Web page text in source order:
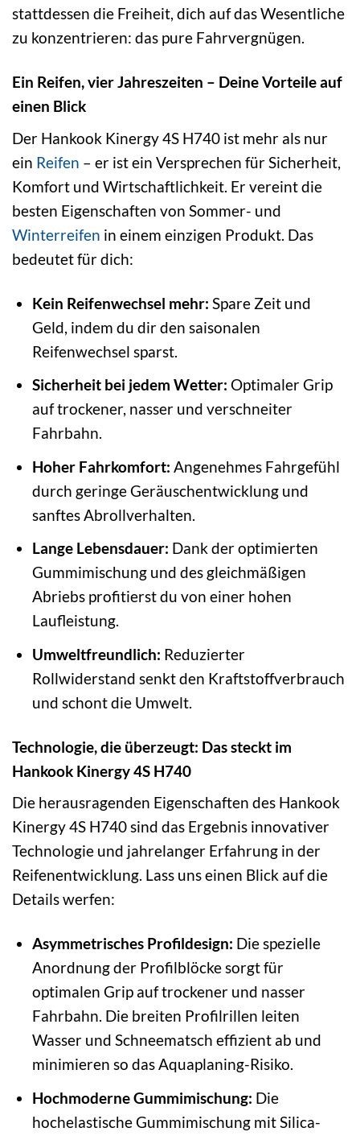
stattdessen die Freiheit, dich auf das Wesentliche
zu konzentrieren: das pure Fahrvergnügen.
Ein Reifen, vier Jahreszeiten – Deine Vorteile auf
einen Blick
Der Hankook Kinergy 4S H740 ist mehr als nur
ein Reifen – er ist ein Versprechen für Sicherheit,
Komfort und Wirtschaftlichkeit. Er vereint die
besten Eigenschaften von Sommer- und
Winterreifen in einem einzigen Produkt. Das
bedeutet für dich:
Kein Reifenwechsel mehr: Spare Zeit und
Geld, indem du dir den saisonalen
Reifenwechsel sparst.
Sicherheit bei jedem Wetter: Optimaler Grip
auf trockener, nasser und verschneiter
Fahrbahn.
Hoher Fahrkomfort: Angenehmes Fahrgefühl
durch geringe Geräuschentwicklung und
sanftes Abrollverhalten.
Lange Lebensdauer: Dank der optimierten
Gummimischung und des gleichmäßigen
Abriebs profitierst du von einer hohen
Laufleistung.
Umweltfreundlich: Reduzierter
Rollwiderstand senkt den Kraftstoffverbrauch
und schont die Umwelt.
Technologie, die überzeugt: Das steckt im
Hankook Kinergy 4S H740
Die herausragenden Eigenschaften des Hankook
Kinergy 4S H740 sind das Ergebnis innovativer
Technologie und jahrelanger Erfahrung in der
Reifenentwicklung. Lass uns einen Blick auf die
Details werfen:
Asymmetrisches Profildesign: Die spezielle
Anordnung der Profilblöcke sorgt für
optimalen Grip auf trockener und nasser
Fahrbahn. Die breiten Profilrillen leiten
Wasser und Schneematsch effizient ab und
minimieren so das Aquaplaning-Risiko.
Hochmoderne Gummimischung: Die
hochelastische Gummimischung mit Silica-